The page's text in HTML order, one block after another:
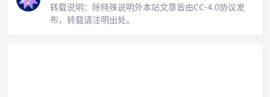
转载说明： 除特殊说明外本站文章皆由CC-4.0协议发
布，转载请注明出处。